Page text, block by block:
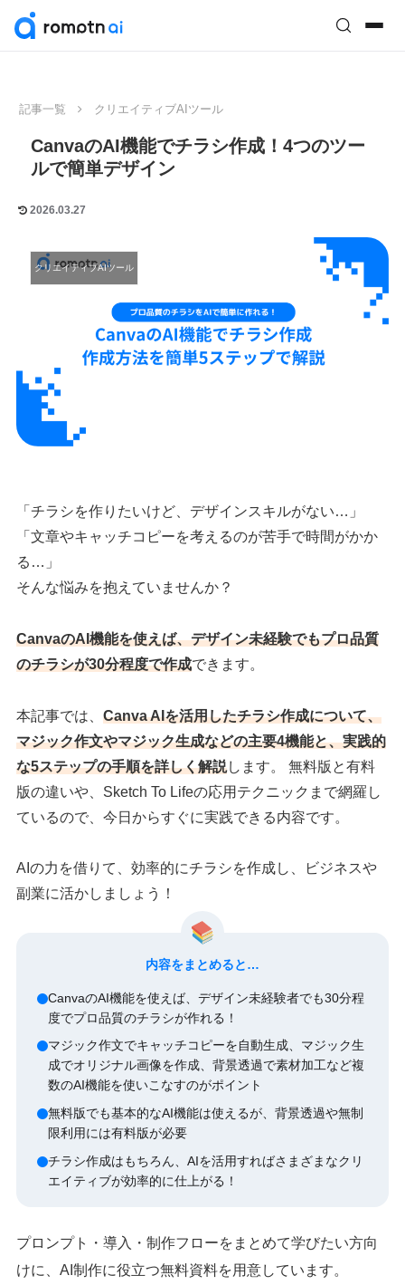
記事一覧 クリエイティブAIツール
CanvaのAI機能でチラシ作成！4つのツー
ルで簡単デザイン
2026.03.27
クリエイティブAIツール
「チラシを作りたいけど、デザインスキルがない…」
「文章やキャッチコピーを考えるのが苦手で時間がかか
る…」
そんな悩みを抱えていませんか？
CanvaのAI機能を使えば、デザイン未経験でもプロ品質
のチラシが30分程度で作成できます。
本記事では、Canva AIを活用したチラシ作成について、
マジック作文やマジック生成などの主要4機能と、実践的
な5ステップの手順を詳しく解説します。 無料版と有料
版の違いや、Sketch To Lifeの応用テクニックまで網羅し
ているので、今日からすぐに実践できる内容です。
AIの力を借りて、効率的にチラシを作成し、ビジネスや
副業に活かしましょう！
内容をまとめると…
CanvaのAI機能を使えば、デザイン未経験者でも30分程
度でプロ品質のチラシが作れる！
マジック作文でキャッチコピーを自動生成、マジック生
成でオリジナル画像を作成、背景透過で素材加工など複
数のAI機能を使いこなすのがポイント
無料版でも基本的なAI機能は使えるが、背景透過や無制
限利用には有料版が必要
チラシ作成はもちろん、AIを活用すればさまざまなクリ
エイティブが効率的に仕上がる！
プロンプト・導入・制作フローをまとめて学びたい方向
けに、AI制作に役立つ無料資料を用意しています。